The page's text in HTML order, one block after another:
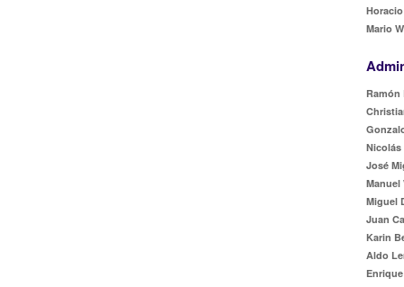
Mario
Ramón
Nicolás
José
Manuel
Miguel
Juan
Karin
Aldo